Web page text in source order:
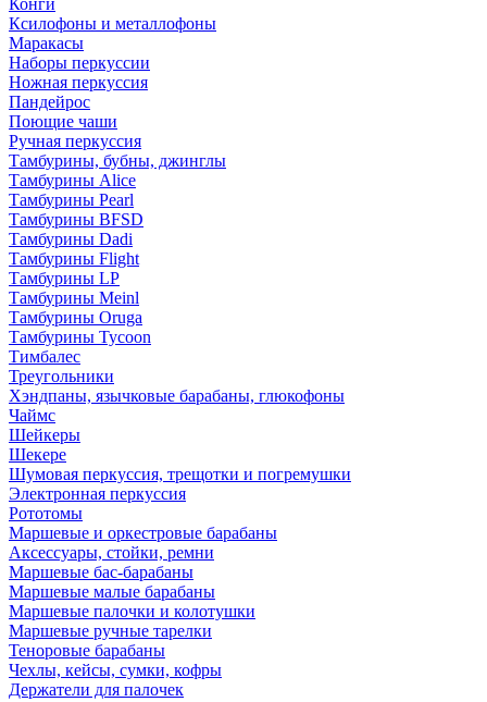
Конги
Ксилофоны и металлофоны
Маракасы
Наборы перкуссии
Ножная перкуссия
Пандейрос
Поющие чаши
Ручная перкуссия
Тамбурины, бубны, джинглы
Тамбурины Alice
Тамбурины Pearl
Тамбурины BFSD
Тамбурины Dadi
Тамбурины Flight
Тамбурины LP
Тамбурины Meinl
Тамбурины Oruga
Тамбурины Tycoon
Тимбалес
Треугольники
Хэндпаны, язычковые барабаны, глюкофоны
Чаймс
Шейкеры
Шекере
Шумовая перкуссия, трещотки и погремушки
Электронная перкуссия
Рототомы
Маршевые и оркестровые барабаны
Аксессуары, стойки, ремни
Маршевые бас-барабаны
Маршевые малые барабаны
Маршевые палочки и колотушки
Маршевые ручные тарелки
Теноровые барабаны
Чехлы, кейсы, сумки, кофры
Держатели для палочек